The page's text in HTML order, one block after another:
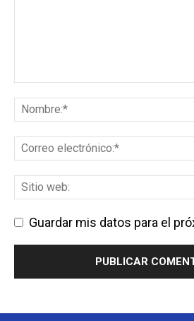
Guardar mis datos para el